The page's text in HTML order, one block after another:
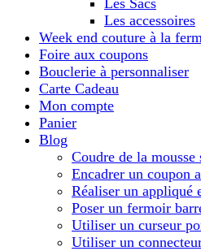
Les Sacs
Les accessoires
Week end couture à la
Foire aux coupons
Bouclerie à personnaliser
Carte Cadeau
Mon compte
Panier
Blog
Coudre de la mousse
Encadrer un coupon
Réaliser un appliqué
Poser un fermoir
Utiliser un curseur
Utiliser un